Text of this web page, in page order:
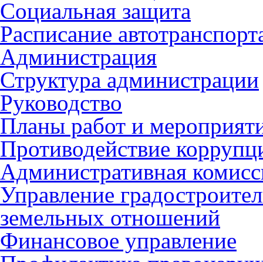
Социальная защита
Расписание
Администрация
Структура администрации
Руководство
Планы работ и
Противодействие
Административная
Управление
земельных отношений
Финансовое управление